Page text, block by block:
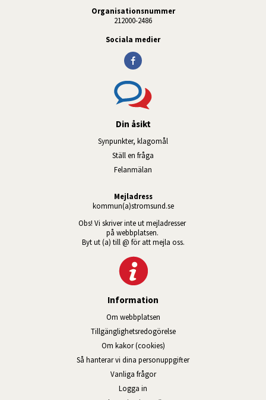
Organisationsnummer
212000-2486
Sociala medier
Din åsikt
Synpunkter, klagomål
Ställ en fråga
Felanmälan
Mejladress
kommun(a)stromsund.se
Obs! Vi skriver inte ut mejladresser
på webbplatsen.
Byt ut (a) till @ för att mejla oss.
Information
Om webbplatsen
Tillgänglig­hets­redo­görelse
Om kakor (cookies)
Så hanterar vi dina personuppgifter
Vanliga frågor
Logga in